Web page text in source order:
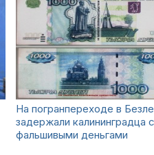
На погранпереходе в
задержали калининградца с
фальшивыми деньгами